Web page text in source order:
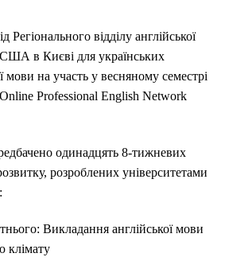
відділу англійської
в Києві для українських
мови на участь у весняному семестрі
Professional English Network
одинадцять 8-тижневих
розроблених університетами
Викладання англійської мови
клімату